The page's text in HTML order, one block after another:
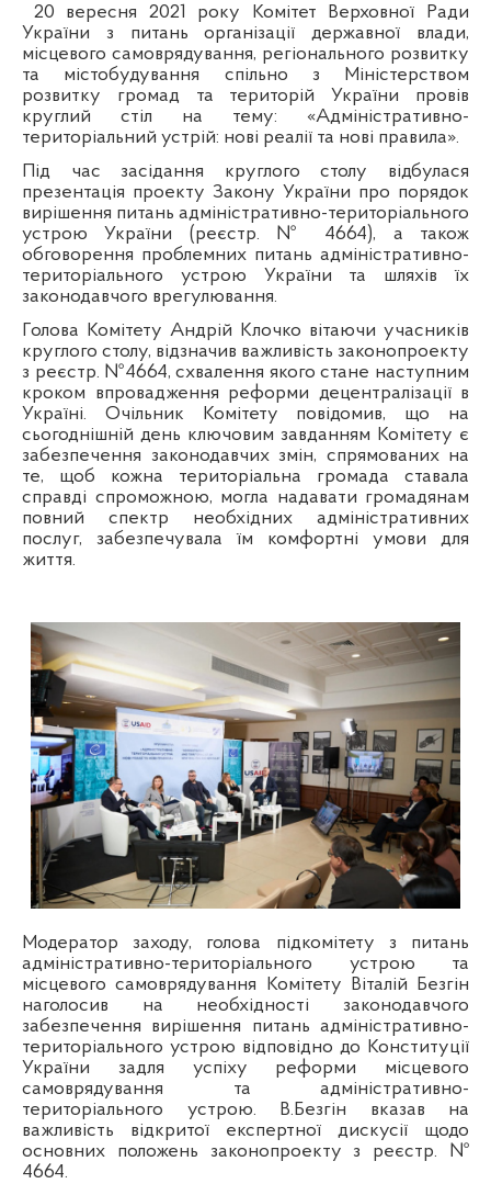
20 вересня 2021 року Комітет Верховної Ради
України з питань організації державної влади,
місцевого самоврядування, регіонального розвитку
та містобудування спільно з Міністерством
розвитку громад та територій України провів
круглий стіл на тему: «Адміністративно-
територіальний устрій: нові реалії та нові правила».
Під час засідання круглого столу відбулася
презентація проекту Закону України про порядок
вирішення питань адміністративно-територіального
устрою України (реєстр. № 4664), а також
обговорення проблемних питань адміністративно-
територіального устрою України та шляхів їх
законодавчого врегулювання.
Голова Комітету Андрій Клочко вітаючи учасників
круглого столу, відзначив важливість законопроекту
з реєстр. №4664, схвалення якого стане наступним
кроком впровадження реформи децентралізації в
Україні. Очільник Комітету повідомив, що на
сьогоднішній день ключовим завданням Комітету є
забезпечення законодавчих змін, спрямованих на
те, щоб кожна територіальна громада ставала
справді спроможною, могла надавати громадянам
повний спектр необхідних адміністративних
послуг, забезпечувала їм комфортні умови для
життя.
Модератор заходу, голова підкомітету з питань
адміністративно-територіального устрою та
місцевого самоврядування Комітету Віталій Безгін
наголосив на необхідності законодавчого
забезпечення вирішення питань адміністративно-
територіального устрою відповідно до Конституції
України задля успіху реформи місцевого
самоврядування та адміністративно-
територіального устрою. В.Безгін вказав на
важливість відкритої експертної дискусії щодо
основних положень законопроекту з реєстр. №
4664.